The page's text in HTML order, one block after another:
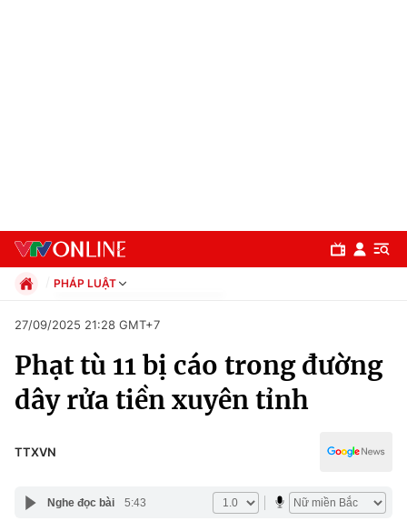
Chuyên mục
Chính trị
PHÁP LUẬT
Xã hội
Pháp luật
Thể thao
Đời sống
27/09/2025 21:28 GMT+7
Phạt tù 11 bị cáo trong đường
dây rửa tiền xuyên tỉnh
TTXVN
Nghe đọc bài 5:43